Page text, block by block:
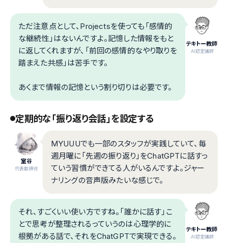
テキトー教師
.AI認定講師
ただ注意点として、Projectsを使っても「感情的
な継続性」はないんですよ。記憶した情報をもと
に返してくれますが、「前回の感情的なやり取りを
踏まえた共感」は苦手です。
あくまで情報の記憶という割り切りは必要です。
定期的な「振り返り会話」を設定する
室谷
代表取締役
MYUUUでも一部のスタッフが実践していて、毎
週月曜に「先週の振り返り」をChatGPTに話すっ
ていう習慣ができてる人がいるんですよ。ジャー
ナリングの音声版みたいな感じで。
テキトー教師
.AI認定講師
それ、すごくいい使い方ですね。「誰かに話す」こ
とで思考が整理されるっていうのは心理学的に
根拠がある話で、それをChatGPTで実現できる。